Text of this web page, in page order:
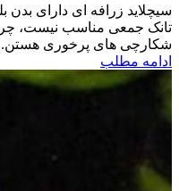
سیچلاید زرافه ای دارای
تانک جمعی مناسب نیست،
شکارچی های پرخوری
ادامه مطلب